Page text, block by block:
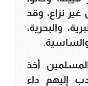
نزاع، وقد
والبحرية،
أخذ
إليهم داء